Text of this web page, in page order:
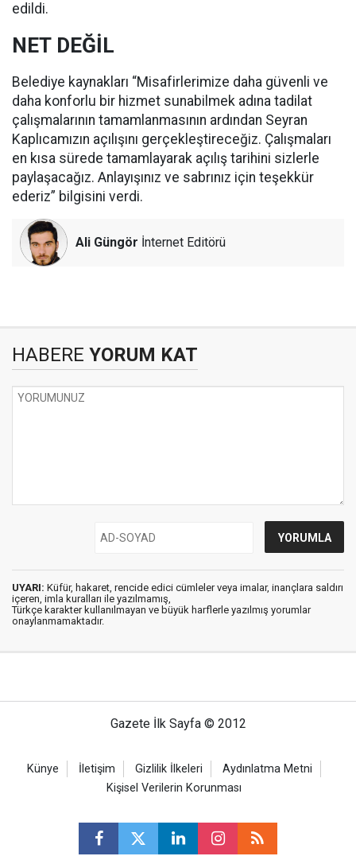
edildi.
NET DEĞİL
Belediye kaynakları “Misafirlerimize daha güvenli ve
daha konforlu bir hizmet sunabilmek adına tadilat
çalışmalarının tamamlanmasının ardından Seyran
Kaplıcamızın açılışını gerçekleştireceğiz. Çalışmaları
en kısa sürede tamamlayarak açılış tarihini sizlerle
paylaşacağız. Anlayışınız ve sabrınız için teşekkür
ederiz” bilgisini verdi.
Ali Güngör İnternet Editörü
HABERE YORUM KAT
UYARI: Küfür, hakaret, rencide edici cümleler veya imalar, inançlara saldırı
içeren, imla kuralları ile yazılmamış,
Türkçe karakter kullanılmayan ve büyük harflerle yazılmış yorumlar
onaylanmamaktadır.
Gazete İlk Sayfa © 2012
Künye İletişim Gizlilik İlkeleri
Aydınlatma Metni
Kişisel Verilerin Korunması